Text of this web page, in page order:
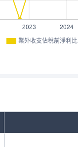
業外收支佔稅前淨利比